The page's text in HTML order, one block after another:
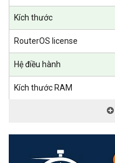
Kích thước
RouterOS license
Hệ điều hành
Kích thước RAM
Loại lưu trữ
Số lượng đầu vào AC